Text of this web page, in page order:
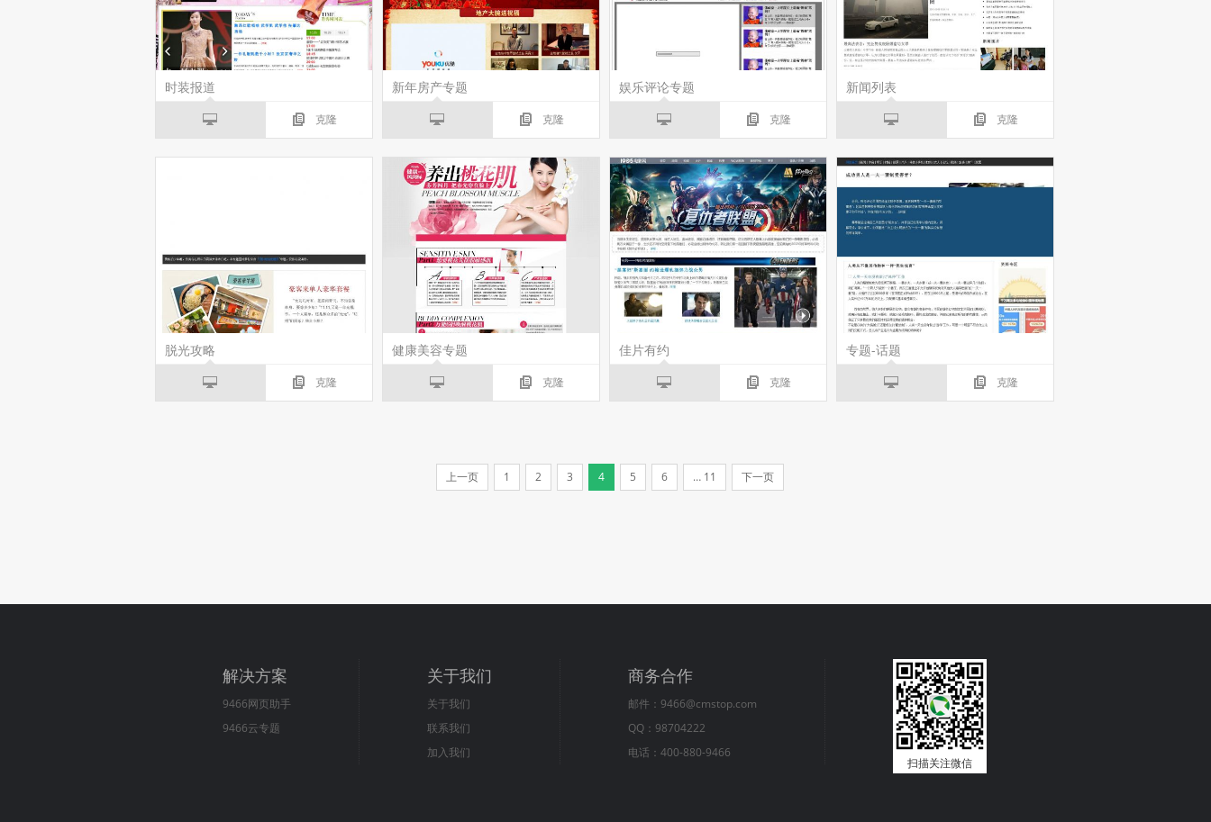
时装报道
克隆
新年房产专题
克隆
娱乐评论专题
克隆
新闻列表
克隆
脱光攻略
克隆
健康美容专题
克隆
佳片有约
克隆
专题-话题
克隆
上一页 1 2 3 4 5 6 … 11 下一页
解决方案
9466网页助手
9466云专题
关于我们
关于我们
联系我们
加入我们
商务合作
邮件：9466@cmstop.com
QQ：98704222
电话：400-880-9466
扫描关注微信